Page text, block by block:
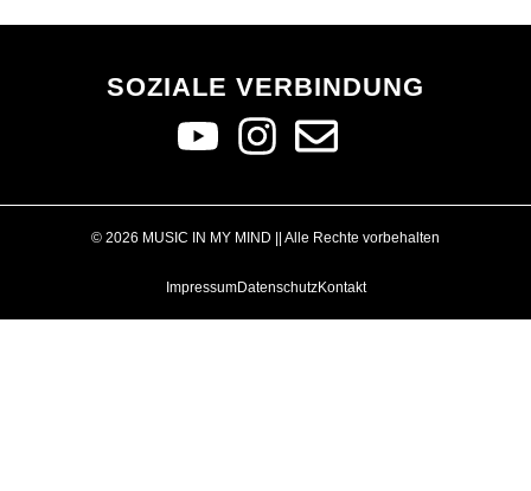
SOZIALE VERBINDUNG
© 2026 MUSIC IN MY MIND || Alle Rechte vorbehalten
ImpressumDatenschutzKontakt